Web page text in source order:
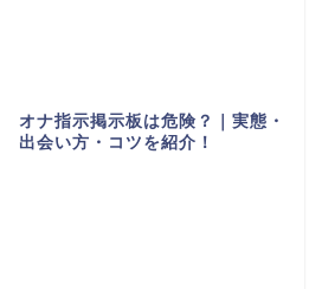
オナ指示掲示板は危険？｜実態・
出会い方・コツを紹介！